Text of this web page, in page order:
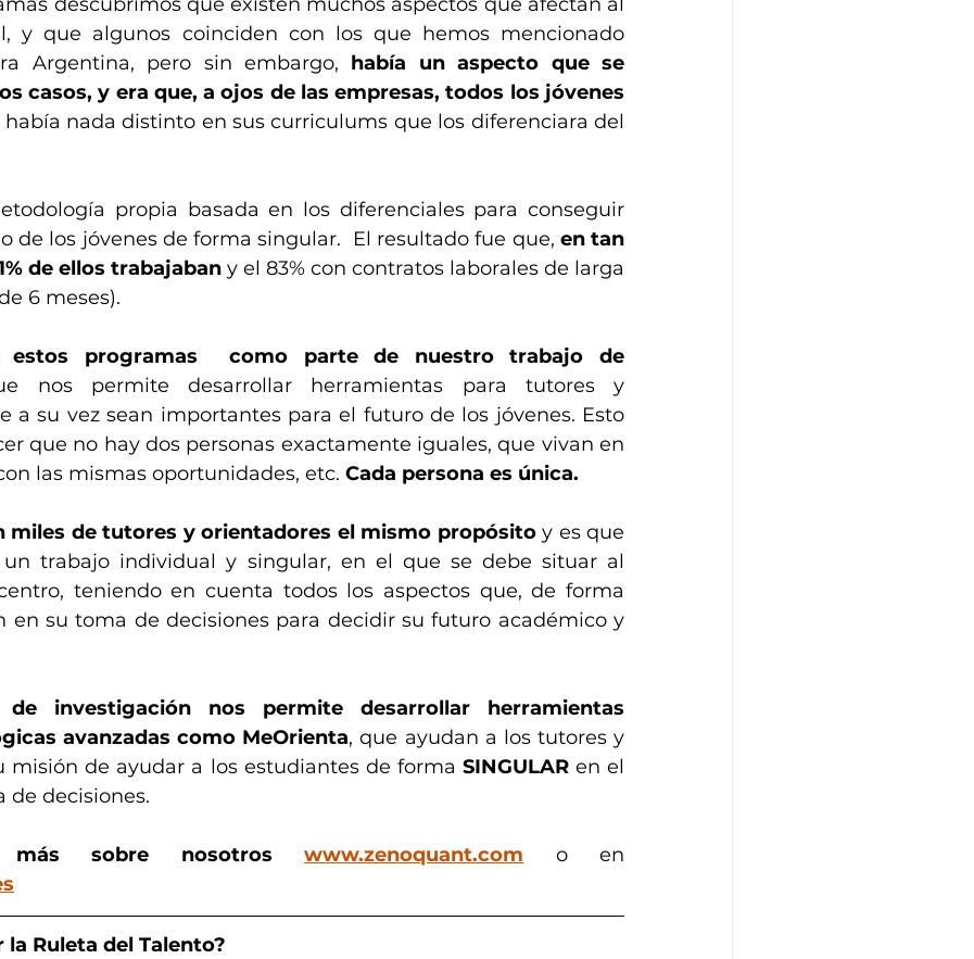
descubrimos que existen muchos aspectos que afectan al
y que algunos coinciden con los que hemos mencionado
Argentina, pero sin embargo, había un aspecto que se
casos, y era que, a ojos de las empresas, todos los jóvenes
había nada distinto en sus curriculums que los diferenciara del
propia basada en los diferenciales para conseguir
de los jóvenes de forma singular.  El resultado fue que, en tan
de ellos trabajaban y el 83% con contratos laborales de larga
6 meses).
estos programas  como parte de nuestro trabajo de
nos permite desarrollar herramientas para tutores y
a su vez sean importantes para el futuro de los jóvenes. Esto
que no hay dos personas exactamente iguales, que vivan en
las mismas oportunidades, etc. Cada persona es única.
miles de tutores y orientadores el mismo propósito y es que
un trabajo individual y singular, en el que se debe situar al
teniendo en cuenta todos los aspectos que, de forma
en su toma de decisiones para decidir su futuro académico y
investigación nos permite desarrollar herramientas
avanzadas como MeOrienta, que ayudan a los tutores y
misión de ayudar a los estudiantes de forma SINGULAR en el
decisiones.
más sobre nosotros www.zenoquant.com
la Ruleta del Talento?